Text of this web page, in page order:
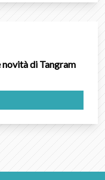
di Tangram